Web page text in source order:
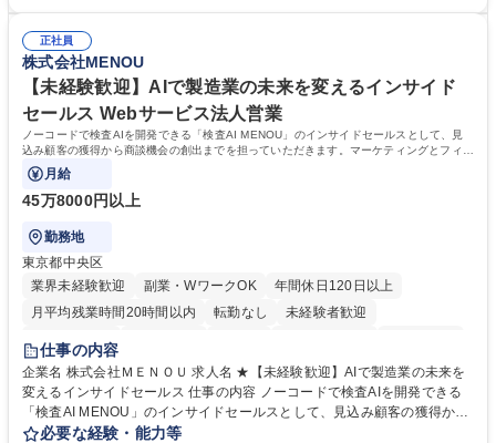
幅広く経験を積みたい意欲がある方に最適な環境です。 募集職種 【総
務・人事】未経験歓迎/日立グループ/組織運営を支えるゼネラリストを目
指す
のご経験 ■労務管理（給与計算・社会保険手続き・勤怠管理など）の経験
■衛生管理者の資格をお持ちの方 学歴・資格 学歴：大学院 大学 高専 短大
専修学校 高校 語学力： 資格：
正社員
株式会社MENOU
【未経験歓迎】AIで製造業の未来を変えるインサイド
セールス Webサービス法人営業
ノーコードで検査AIを開発できる「検査AI MENOU」のインサイドセールスとして、見
込み顧客の獲得から商談機会の創出までを担っていただきます。マーケティングとフィー
ルドセールスをつなぐ役割として、
月給
45万8000円以上
勤務地
東京都中央区
業界未経験歓迎
副業・WワークOK
年間休日120日以上
月平均残業時間20時間以内
転勤なし
未経験者歓迎
時短勤務あり
駅近5分以内
土日祝休み 服装自由
仕事の内容
企業名 株式会社ＭＥＮＯＵ 求人名 ★【未経験歓迎】AIで製造業の未来を
変えるインサイドセールス 仕事の内容 ノーコードで検査AIを開発できる
「検査AI MENOU」のインサイドセールスとして、見込み顧客の獲得から
商談機会の創出までを担っていただきます。マーケティングとフィールド
必要な経験・能力等